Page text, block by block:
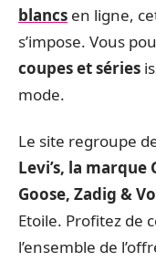
blancs en ligne,
s’impose. Vous
coupes et séries
mode.
Le site regroupe
Levi’s, la marque
Goose, Zadig &
Etoile. Profitez de
l’ensemble de